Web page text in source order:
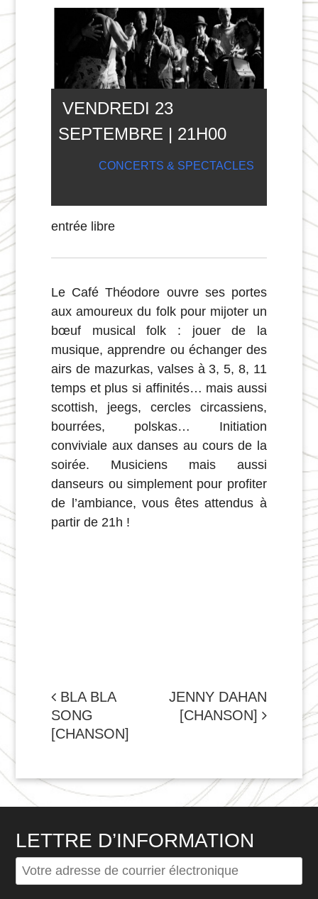
VENDREDI 23
SEPTEMBRE | 21H00
CONCERTS & SPECTACLES
entrée libre
Le Café Théodore ouvre ses portes
aux amoureux du folk pour mijoter un
bœuf musical folk : jouer de la
musique, apprendre ou échanger des
airs de mazurkas, valses à 3, 5, 8, 11
temps et plus si affinités… mais aussi
scottish, jeegs, cercles circassiens,
bourrées, polskas… Initiation
conviviale aux danses au cours de la
soirée. Musiciens mais aussi
danseurs ou simplement pour profiter
de l’ambiance, vous êtes attendus à
partir de 21h !
NAVIGATION
DE
L'ARTICLE
BLA BLA
SONG
[CHANSON]
JENNY DAHAN
[CHANSON]
LETTRE D’INFORMATION